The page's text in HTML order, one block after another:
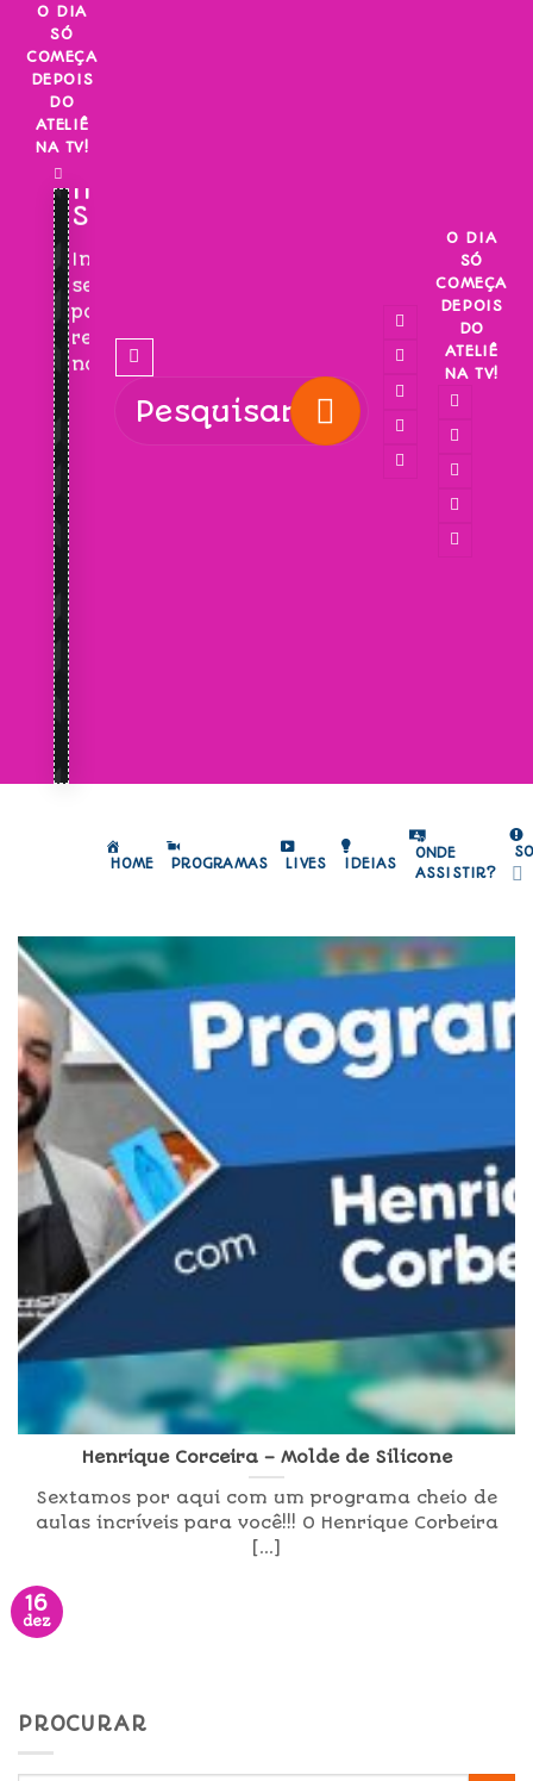
Skip
content
O DIA
SÓ
COMEÇA
DEPOIS
DO
ATELIÊ
NA TV!
INSCREVA-
SE!
Inscreva-
se
para
receber
novidades!
O DIA
SÓ
COMEÇA
DEPOIS
DO
ATELIÊ
NA TV!
HOME PROGRAMAS LIVES IDEIAS
ONDE
ASSISTIR?
Henrique Corceira – Molde de Silicone
Sextamos por aqui com um programa cheio de
aulas incríveis para você!!! O Henrique Corbeira
[...]
16
dez
PROCURAR